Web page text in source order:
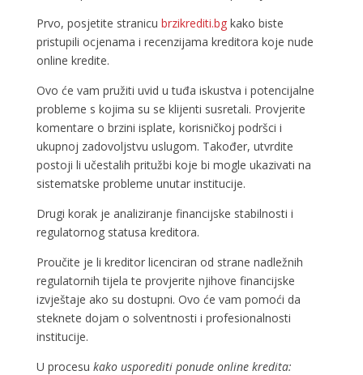
Prvo, posjetite stranicu brzikrediti.bgkako biste
pristupili ocjenama i recenzijama kreditora koje nude
online kredite.
Ovo će vam pružiti uvid u tuđa iskustva i potencijalne
probleme s kojima su se klijenti susretali. Provjerite
komentare o brzini isplate, korisničkoj podršci i
ukupnoj zadovoljstvu uslugom. Također, utvrdite
postoji li učestalih pritužbi koje bi mogle ukazivati na
sistematske probleme unutar institucije.
Drugi korak je analiziranje financijske stabilnosti i
regulatornog statusa kreditora.
Proučite je li kreditor licenciran od strane nadležnih
regulatornih tijela te provjerite njihove financijske
izvještaje ako su dostupni. Ovo će vam pomoći da
steknete dojam o solventnosti i profesionalnosti
institucije.
U procesu kako usporediti ponude online kredita: